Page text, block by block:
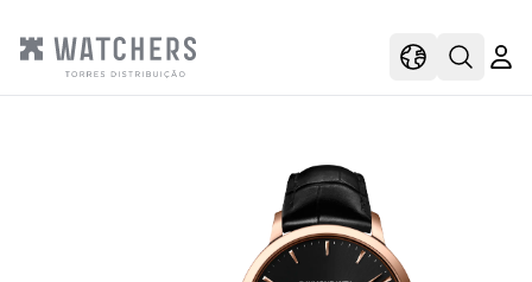
viewOpen